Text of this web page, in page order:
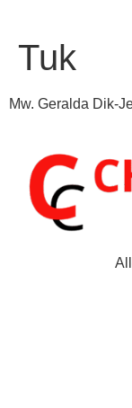
Tuk
Mw. Geralda Dik-